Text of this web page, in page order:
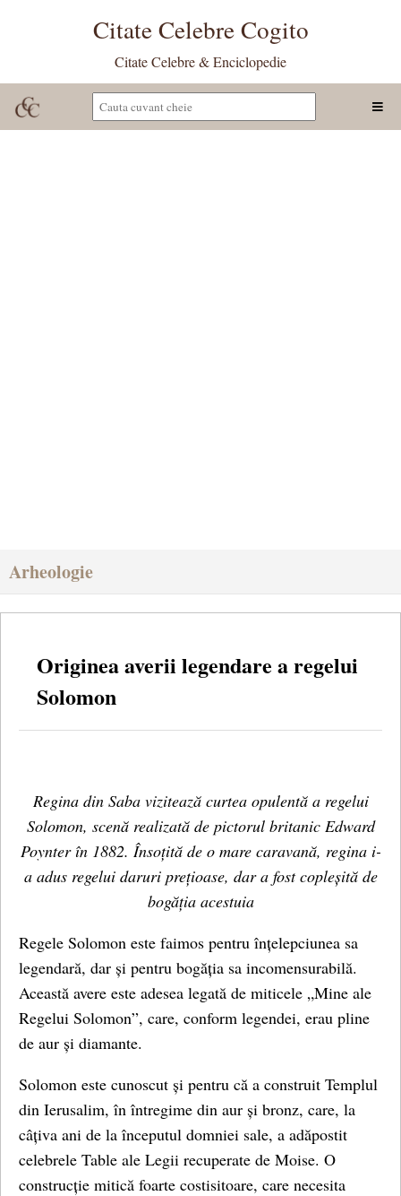
Citate Celebre Cogito
Citate Celebre & Enciclopedie
Arheologie
Originea averii legendare a regelui
Solomon
Regina din Saba vizitează curtea opulentă a regelui
Solomon, scenă realizată de pictorul britanic Edward
Poynter în 1882. Însoțită de o mare caravană, regina i-
a adus regelui daruri prețioase, dar a fost copleșită de
bogăția acestuia
Regele Solomon este faimos pentru înțelepciunea sa
legendară, dar și pentru bogăția sa incomensurabilă.
Această avere este adesea legată de miticele „Mine ale
Regelui Solomon”, care, conform legendei, erau pline
de aur și diamante.
Solomon este cunoscut și pentru că a construit Templul
din Ierusalim, în întregime din aur și bronz, care, la
câțiva ani de la începutul domniei sale, a adăpostit
celebrele Table ale Legii recuperate de Moise. O
construcție mitică foarte costisitoare, care necesita